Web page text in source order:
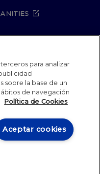
de seguridad
Canal Compliance
2026
para analizar
sobre la base de un
de navegación
Política de Cookies
Aceptar cookies